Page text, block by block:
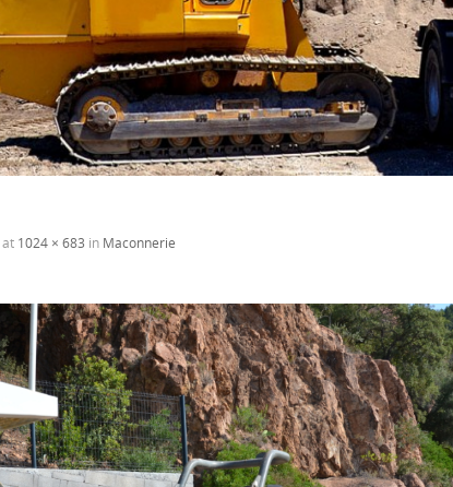
at 1024 × 683 in Maconnerie